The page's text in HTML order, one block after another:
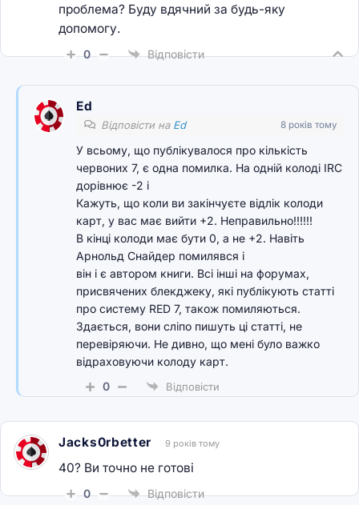
проблема? Буду вдячний за будь-яку
допомогу.
0 Відповісти
Ed
Відповісти на Ed 8 років тому
У всьому, що публікувалося про кількість
червоних 7, є одна помилка. На одній колоді IRC
дорівнює -2 і
Кажуть, що коли ви закінчуєте відлік колоди
карт, у вас має вийти +2. Неправильно!!!!!!
В кінці колоди має бути 0, а не +2. Навіть
Арнольд Снайдер помилявся і
він і є автором книги. Всі інші на форумах,
присвячених блекджеку, які публікують статті
про систему RED 7, також помиляються.
Здається, вони сліпо пишуть ці статті, не
перевіряючи. Не дивно, що мені було важко
відраховуючи колоду карт.
0
Відповісти
Jacks0rbetter 9 років тому
40? Ви точно не готові
0 Відповісти